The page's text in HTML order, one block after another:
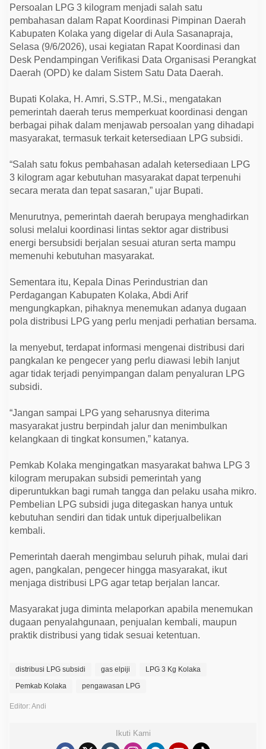
a
k
a
P
a
n
g
l
a
n
d
a
e
n
g
e
r
Persoalan LPG 3 kilogram menjadi salah satu
pembahasan dalam Rapat Koordinasi Pimpinan Daerah
Kabupaten Kolaka yang digelar di Aula Sasanapraja,
Selasa (9/6/2026), usai kegiatan Rapat Koordinasi dan
Desk Pendampingan Verifikasi Data Organisasi Perangkat
Daerah (OPD) ke dalam Sistem Satu Data Daerah.
Bupati Kolaka, H. Amri, S.STP., M.Si., mengatakan
pemerintah daerah terus memperkuat koordinasi dengan
berbagai pihak dalam menjawab persoalan yang dihadapi
masyarakat, termasuk terkait ketersediaan LPG subsidi.
“Salah satu fokus pembahasan adalah ketersediaan LPG
3 kilogram agar kebutuhan masyarakat dapat terpenuhi
secara merata dan tepat sasaran,” ujar Bupati.
Menurutnya, pemerintah daerah berupaya menghadirkan
solusi melalui koordinasi lintas sektor agar distribusi
energi bersubsidi berjalan sesuai aturan serta mampu
memenuhi kebutuhan masyarakat.
Sementara itu, Kepala Dinas Perindustrian dan
Perdagangan Kabupaten Kolaka, Abdi Arif
mengungkapkan, pihaknya menemukan adanya dugaan
pola distribusi LPG yang perlu menjadi perhatian bersama.
Ia menyebut, terdapat informasi mengenai distribusi dari
pangkalan ke pengecer yang perlu diawasi lebih lanjut
agar tidak terjadi penyimpangan dalam penyaluran LPG
subsidi.
“Jangan sampai LPG yang seharusnya diterima
masyarakat justru berpindah jalur dan menimbulkan
kelangkaan di tingkat konsumen,” katanya.
Pemkab Kolaka mengingatkan masyarakat bahwa LPG 3
kilogram merupakan subsidi pemerintah yang
diperuntukkan bagi rumah tangga dan pelaku usaha mikro.
Pembelian LPG subsidi juga ditegaskan hanya untuk
kebutuhan sendiri dan tidak untuk diperjualbelikan
kembali.
Pemerintah daerah mengimbau seluruh pihak, mulai dari
agen, pangkalan, pengecer hingga masyarakat, ikut
menjaga distribusi LPG agar tetap berjalan lancar.
Masyarakat juga diminta melaporkan apabila menemukan
dugaan penyalahgunaan, penjualan kembali, maupun
praktik distribusi yang tidak sesuai ketentuan.
distribusi LPG subsidi gas elpiji
LPG 3 Kg Kolaka
Pemkab Kolaka
pengawasan LPG
Editor: Andi
Ikuti Kami